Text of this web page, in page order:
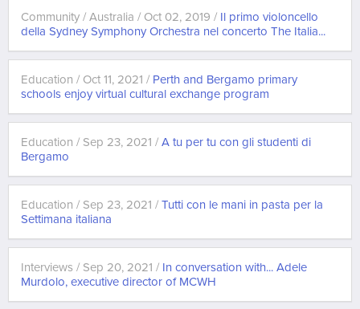
Community / Australia / Oct 02, 2019 / Il primo violoncello
della Sydney Symphony Orchestra nel concerto The Italia...
Education / Oct 11, 2021 / Perth and Bergamo primary
schools enjoy virtual cultural exchange program
Education / Sep 23, 2021 / A tu per tu con gli studenti di
Bergamo
Education / Sep 23, 2021 / Tutti con le mani in pasta per la
Settimana italiana
Interviews / Sep 20, 2021 / In conversation with... Adele
Murdolo, executive director of MCWH